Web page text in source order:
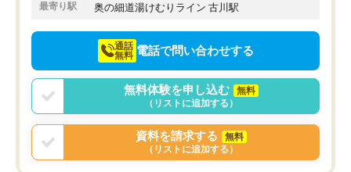
最寄り駅 奥の細道湯けむりライン 古川駅
通話
無料 電話で問い合わせする
無料体験を申し込む
無料
（リストに追加する）
資料を請求する
無料
（リストに追加する）